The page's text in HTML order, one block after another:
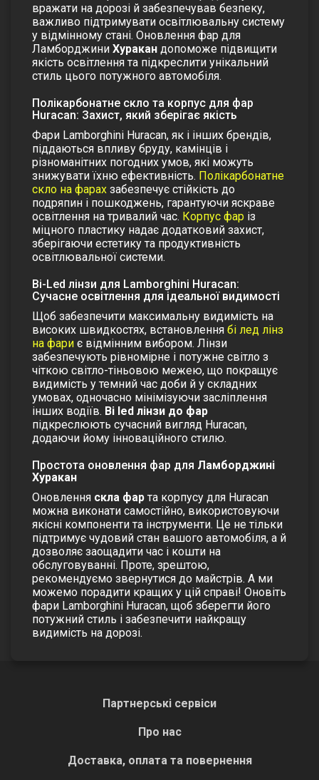
вражати на дорозі й забезпечував безпеку,
важливо підтримувати освітлювальну систему
у відмінному стані. Оновлення фар для
Ламборджини Хуракан допоможе підвищити
якість освітлення та підкреслити унікальний
стиль цього потужного автомобіля.
Полікарбонатне скло та корпус для фар
Huracan: Захист, який зберігає якість
Фари Lamborghini Huracan, як і інших брендів,
піддаються впливу бруду, камінців і
різноманітних погодних умов, які можуть
знижувати їхню ефективність. Полікарбонатне
скло на фарах забезпечує стійкість до
подряпин і пошкоджень, гарантуючи яскраве
освітлення на тривалий час. Корпус фар із
міцного пластику надає додатковий захист,
зберігаючи естетику та продуктивність
освітлювальної системи.
Bi-Led лінзи для Lamborghini Huracan:
Сучасне освітлення для ідеальної видимості
Щоб забезпечити максимальну видимість на
високих швидкостях, встановлення бі лед лінз
на фари є відмінним вибором. Лінзи
забезпечують рівномірне і потужне світло з
чіткою світло-тіньовою межею, що покращує
видимість у темний час доби й у складних
умовах, одночасно мінімізуючи засліплення
інших водіїв. Bi led лінзи до фар
підкреслюють сучасний вигляд Huracan,
додаючи йому інноваційного стилю.
Простота оновлення фар для Ламборджині
Хуракан
Оновлення скла фар та корпусу для Huracan
можна виконати самостійно, використовуючи
якісні компоненти та інструменти. Це не тільки
підтримує чудовий стан вашого автомобіля, а й
дозволяє заощадити час і кошти на
обслуговуванні. Проте, зрештою,
рекомендуємо звернутися до майстрів. А ми
можемо порадити кращих у цій справі! Оновіть
фари Lamborghini Huracan, щоб зберегти його
потужний стиль і забезпечити найкращу
видимість на дорозі.
Партнерські сервіси
Про нас
Доставка, оплата та повернення